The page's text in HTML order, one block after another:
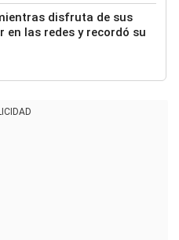
disfruta de sus
en las redes y recordó su